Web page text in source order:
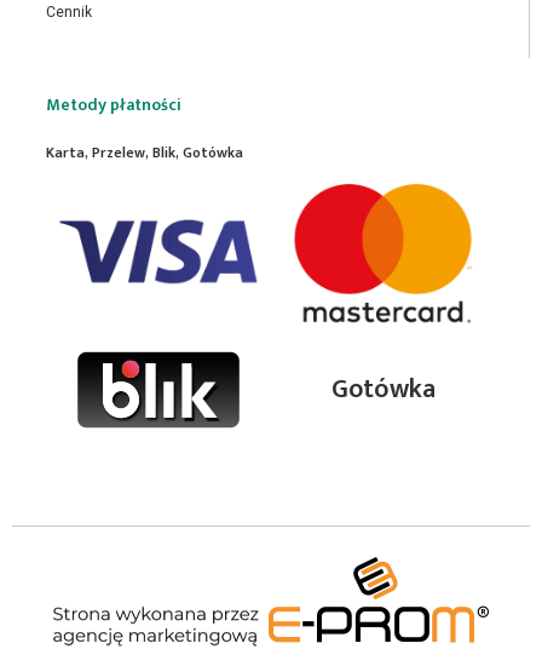
Cennik
Metody płatności
Karta, Przelew, Blik, Gotówka
Gotówka